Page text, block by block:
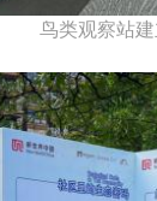
鸟类观察站